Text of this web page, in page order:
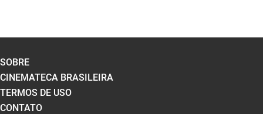
SOBRE
CINEMATECA BRASILEIRA
TERMOS DE USO
CONTATO